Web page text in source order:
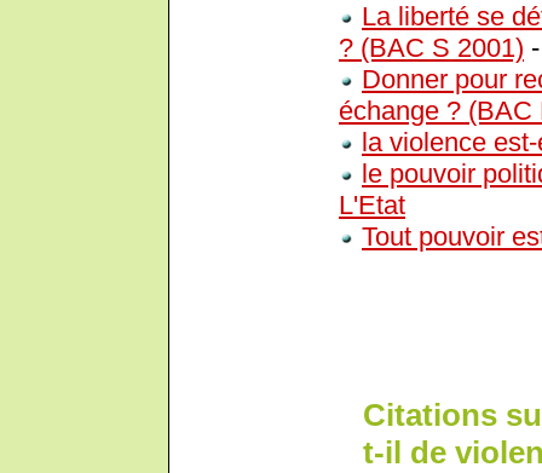
La liberté se
? (BAC S 2001)
Donner pour
échange ? (BAC
la violence
le pouvoir
L'Etat
Tout pouvoir
Citations
t-il de